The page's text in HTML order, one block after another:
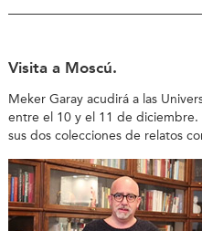
Visita a Moscú.
Meker Garay acudirá a las
entre el 10 y el 11 de
sus dos colecciones de relatos